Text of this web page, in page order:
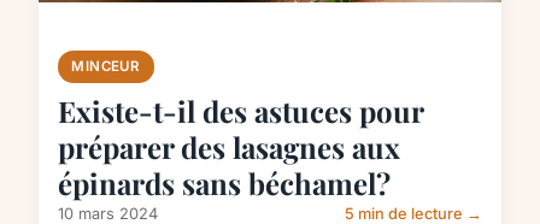
MINCEUR
Existe-t-il des astuces pour
préparer des lasagnes aux
épinards sans béchamel?
10 mars 2024 5 min de lecture →